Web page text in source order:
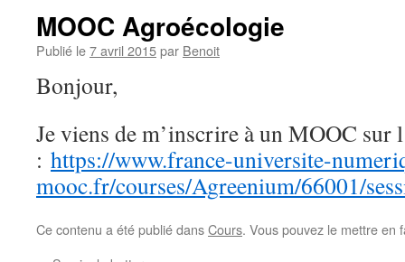
MOOC Agroécologie
Publié le7 avril 2015par Benoit
Bonjour,
Je viens de m’inscrire à un MOOC sur
: https://www.france-universite-
mooc.fr/courses/Agreenium/66001/
Ce contenu a été publié dansCours. Vous pouvez le mettre en